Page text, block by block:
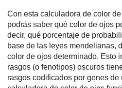
Con esta calculadora de color
podrás saber qué color de ojos
decir, qué porcentaje de
base de las leyes mendelianas,
color de ojos determinado. Esto
rasgos (o fenotipos) oscuros
rasgos codificados por genes de